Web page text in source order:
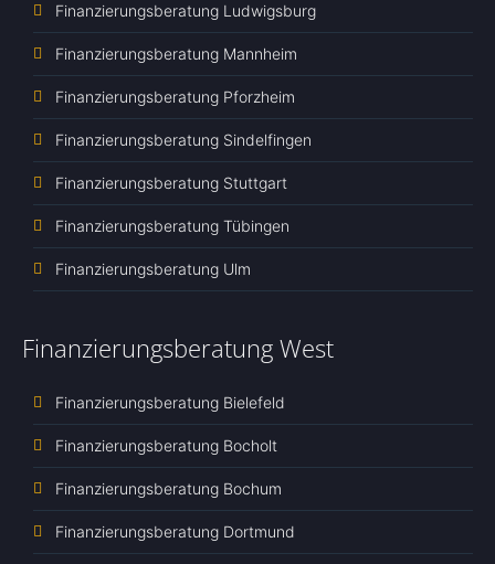
Finanzierungsberatung Ludwigsburg
Finanzierungsberatung Mannheim
Finanzierungsberatung Pforzheim
Finanzierungsberatung Sindelfingen
Finanzierungsberatung Stuttgart
Finanzierungsberatung Tübingen
Finanzierungsberatung Ulm
Finanzierungsberatung West
Finanzierungsberatung Bielefeld
Finanzierungsberatung Bocholt
Finanzierungsberatung Bochum
Finanzierungsberatung Dortmund